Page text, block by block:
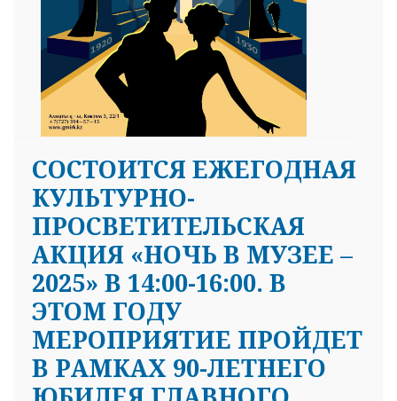
СОСТОИТСЯ ЕЖЕГОДНАЯ
КУЛЬТУРНО-
ПРОСВЕТИТЕЛЬСКАЯ
АКЦИЯ «НОЧЬ В МУЗЕЕ –
2025» В 14:00-16:00. В
ЭТОМ ГОДУ
МЕРОПРИЯТИЕ ПРОЙДЕТ
В РАМКАХ 90-ЛЕТНЕГО